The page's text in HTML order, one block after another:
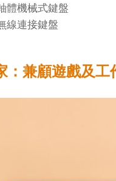
體機械式鍵盤
線連接鍵盤
：兼顧遊戲及工